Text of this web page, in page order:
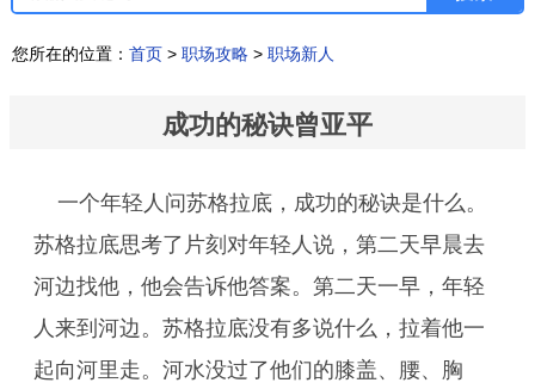
您所在的位置： 首页 > 职场攻略 > 职场新人
成功的秘诀曾亚平
一个年轻人问苏格拉底，成功的秘诀是什么。
苏格拉底思考了片刻对年轻人说，第二天早晨去
河边找他，他会告诉他答案。第二天一早，年轻
人来到河边。苏格拉底没有多说什么，拉着他一
起向河里走。河水没过了他们的膝盖、腰、胸